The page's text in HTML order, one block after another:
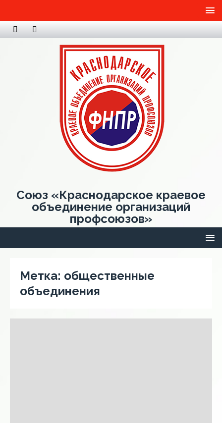
Союз «Краснодарское краевое
объединение организаций
профсоюзов»
Метка: общественные
объединения